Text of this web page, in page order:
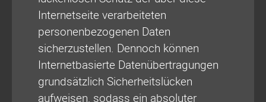
Internetseite verarbeiteten
personenbezogenen Daten
sicherzustellen. Dennoch können
Internetbasierte Datenübertragungen
grundsätzlich Sicherheitslücken
aufweisen, sodass ein absoluter